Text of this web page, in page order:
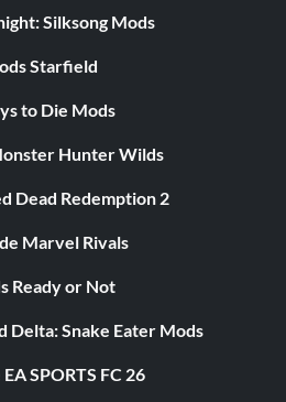
Silksong Mods
Starfield
to Die Mods
Hunter Wilds
Dead Redemption 2
Marvel Rivals
Ready or Not
Delta: Snake Eater Mods
SPORTS FC 26